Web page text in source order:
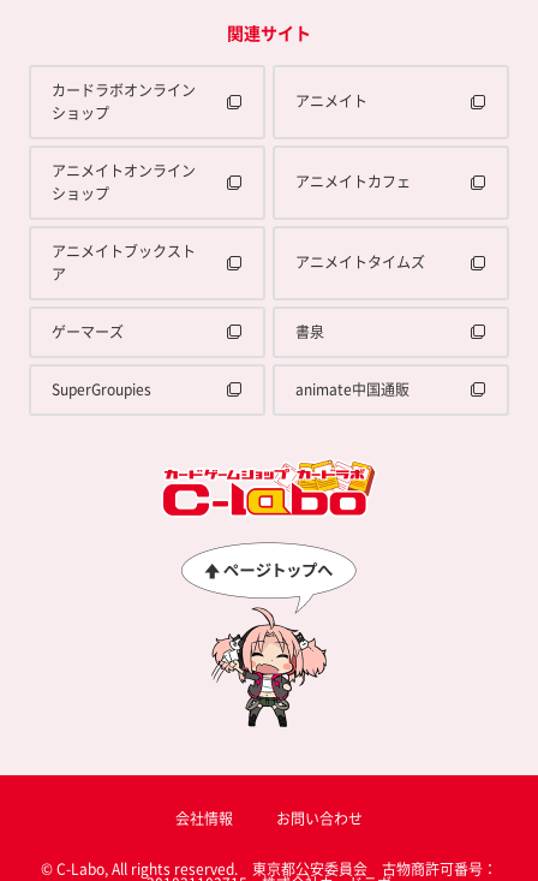
関連サイト
カードラボオンライン
ショップ
アニメイト
アニメイトオンライン
ショップ
アニメイトカフェ
アニメイトブックスト
ア
アニメイトタイムズ
ゲーマーズ 書泉
SuperGroupies animate中国通販
会社情報 お問い合わせ
© C-Labo, All rights reserved. 東京都公安委員会 古物商許可番号：